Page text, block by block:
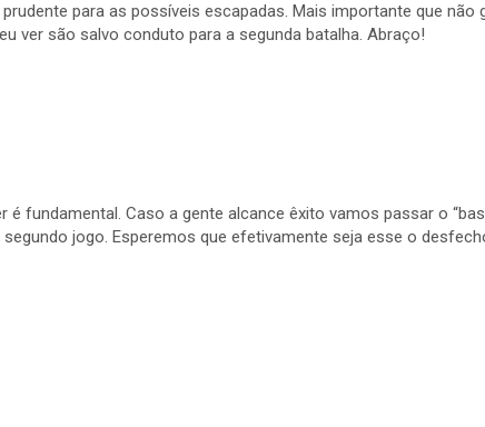
para as possíveis escapadas. Mais importante que não
ver são salvo conduto para a segunda batalha. Abraço!
é fundamental. Caso a gente alcance êxito vamos passar o
jogo. Esperemos que efetivamente seja esse o